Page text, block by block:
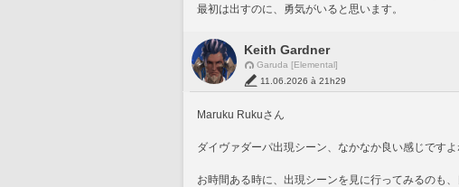
最初は出すのに、勇気がいると思います。
Keith Gardner
Garuda [Elemental]
11.06.2026 à 21h29
Maruku Rukuさん
ダイヴァダーパ出現シーン、なかなか良い感じですよ
お時間ある時に、出現シーンを見に行ってみるのも